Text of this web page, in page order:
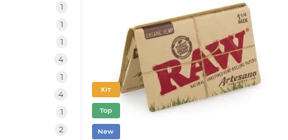
1
1
1
4
1
4
1
2
Хіт
Top
New